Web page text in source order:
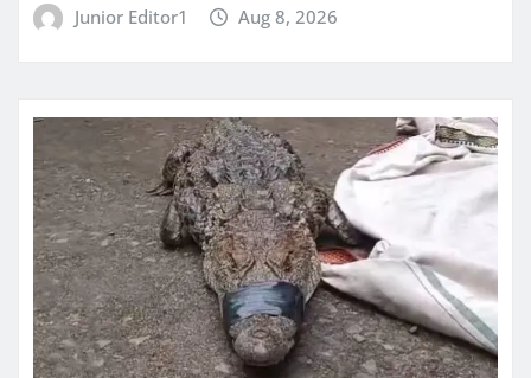
Junior Editor1 Aug 8, 2026